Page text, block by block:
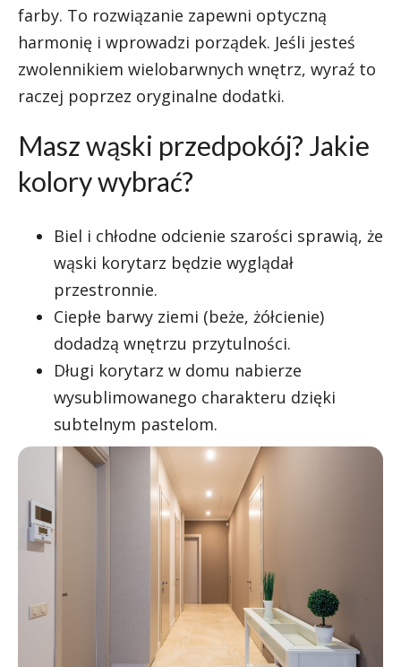
farby. To rozwiązanie zapewni optyczną
harmonię i wprowadzi porządek. Jeśli jesteś
zwolennikiem wielobarwnych wnętrz, wyraź to
raczej poprzez oryginalne dodatki.
Masz wąski przedpokój? Jakie
kolory wybrać?
Biel i chłodne odcienie szarości sprawią, że
wąski korytarz będzie wyglądał
przestronnie.
Ciepłe barwy ziemi (beże, żółcienie)
dodadzą wnętrzu przytulności.
Długi korytarz w domu nabierze
wysublimowanego charakteru dzięki
subtelnym pastelom.